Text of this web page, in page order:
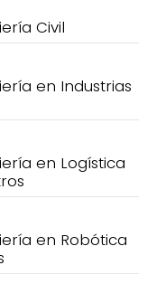
Civil
en Industrias
en Logística
en Robótica